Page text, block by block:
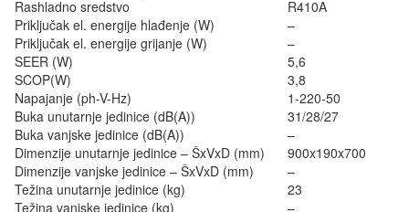
Rashladno sredstvo
R410A
Priključak el. energije hlađenje (W)
–
Priključak el. energije grijanje (W)
–
SEER (W)
5,6
SCOP(W)
3,8
Napajanje (ph-V-Hz)
1-220-50
Buka unutarnje jedinice (dB(A))
31/28/27
Buka vanjske jedinice (dB(A))
–
Dimenzije unutarnje jedinice – ŠxVxD (mm)
900x190x700
Dimenzije vanjske jedinice – ŠxVxD (mm)
–
Težina unutarnje jedinice (kg)
23
Težina vanjske jedinice (kg)
–